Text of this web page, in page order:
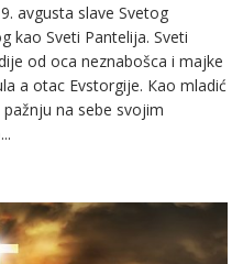
avgusta slavе Svеtоg
kaо Svеti Pantеlija. Sveti
od oca neznabošca i majke
a оtac Еvstоrgijе. Кaо mladić
na sebe svojim